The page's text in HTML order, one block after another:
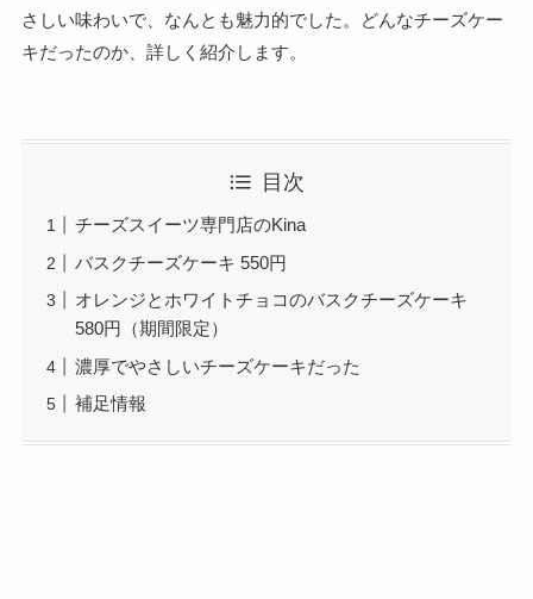
さしい味わいで、なんとも魅力的でした。どんなチーズケー
キだったのか、詳しく紹介します。
目次
チーズスイーツ専門店のKina
バスクチーズケーキ 550円
オレンジとホワイトチョコのバスクチーズケーキ
580円（期間限定）
濃厚でやさしいチーズケーキだった
補足情報